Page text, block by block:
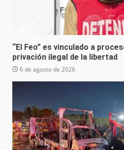
“El Feo” es vinculado a
privación ilegal de la libertad
6 de agosto de 2026